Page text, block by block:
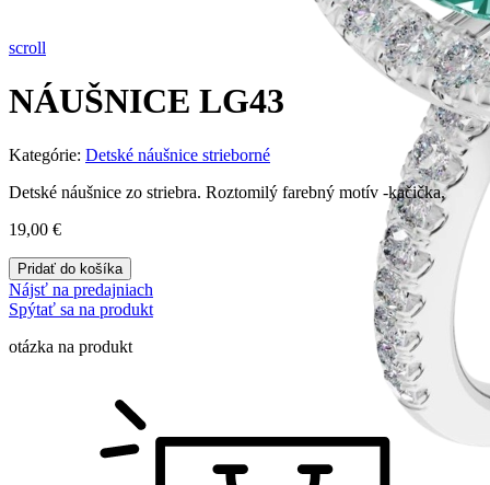
scroll
NÁUŠNICE LG43
Kategórie: Detské náušnice strieborné
Detské náušnice zo striebra. Roztomilý farebný motív -kačička.
19,00 €
Pridať do košíka
Nájsť na predajniach
Spýtať sa na produkt
otázka na produkt